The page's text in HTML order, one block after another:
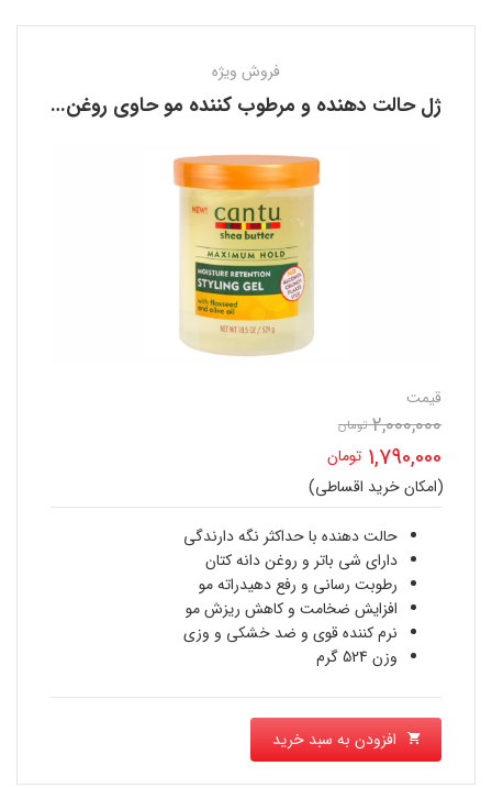
فروش ویژه
ژل حالت دهنده و مرطوب کننده مو حاوی روغن زیتون کانتو CANTU
قیمت
2,000,000 تومان
اصلی
2,000,000 تومان
بود.
1,790,000 تومان
قیمت
فعلی
1,790,000 تومان
است.
(امکان خرید اقساطی)
حالت دهنده با حداکثر نگه دارندگی
دارای شی باتر و روغن دانه کتان
رطوبت رسانی و رفع دهیدراته مو
افزایش ضخامت و کاهش ریزش مو
نرم کننده قوی و ضد خشکی و وزی
وزن 524 گرم
افزودن به سبد خرید